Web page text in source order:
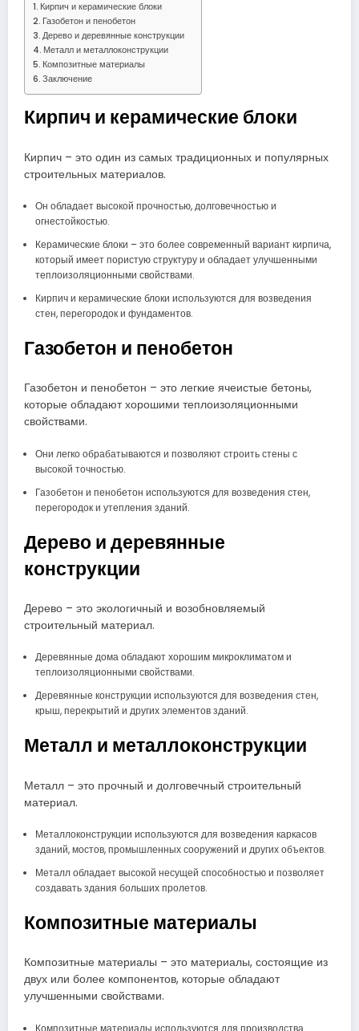
Кирпич и керамические блоки
Газобетон и пенобетон
Дерево и деревянные конструкции
Металл и металлоконструкции
Композитные материалы
Заключение
Кирпич и керамические блоки
Кирпич – это один из самых традиционных и популярных
строительных материалов.
Он обладает высокой прочностью, долговечностью и
огнестойкостью.
Керамические блоки – это более современный вариант кирпича,
который имеет пористую структуру и обладает улучшенными
теплоизоляционными свойствами.
Кирпич и керамические блоки используются для возведения
стен, перегородок и фундаментов.
Газобетон и пенобетон
Газобетон и пенобетон – это легкие ячеистые бетоны,
которые обладают хорошими теплоизоляционными
свойствами.
Они легко обрабатываются и позволяют строить стены с
высокой точностью.
Газобетон и пенобетон используются для возведения стен,
перегородок и утепления зданий.
Дерево и деревянные
конструкции
Дерево – это экологичный и возобновляемый
строительный материал.
Деревянные дома обладают хорошим микроклиматом и
теплоизоляционными свойствами.
Деревянные конструкции используются для возведения стен,
крыш, перекрытий и других элементов зданий.
Металл и металлоконструкции
Металл – это прочный и долговечный строительный
материал.
Металлоконструкции используются для возведения каркасов
зданий, мостов, промышленных сооружений и других объектов.
Металл обладает высокой несущей способностью и позволяет
создавать здания больших пролетов.
Композитные материалы
Композитные материалы – это материалы, состоящие из
двух или более компонентов, которые обладают
улучшенными свойствами.
Композитные материалы используются для производства